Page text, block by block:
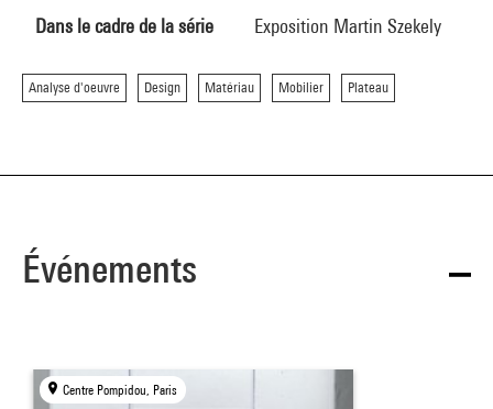
Dans le cadre de la série Exposition Martin Szekely
Analyse d'oeuvre Design Matériau Mobilier Plateau
Événements
Centre Pompidou, Paris